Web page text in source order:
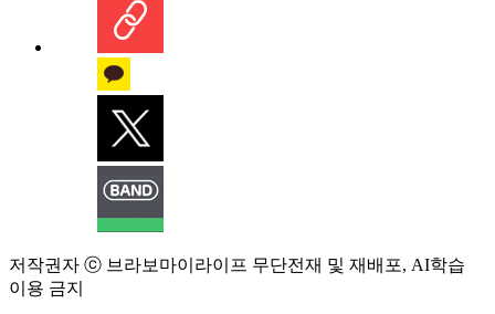
저작권자 ⓒ 브라보마이라이프 무단전재 및 재배포, AI학습
이용 금지